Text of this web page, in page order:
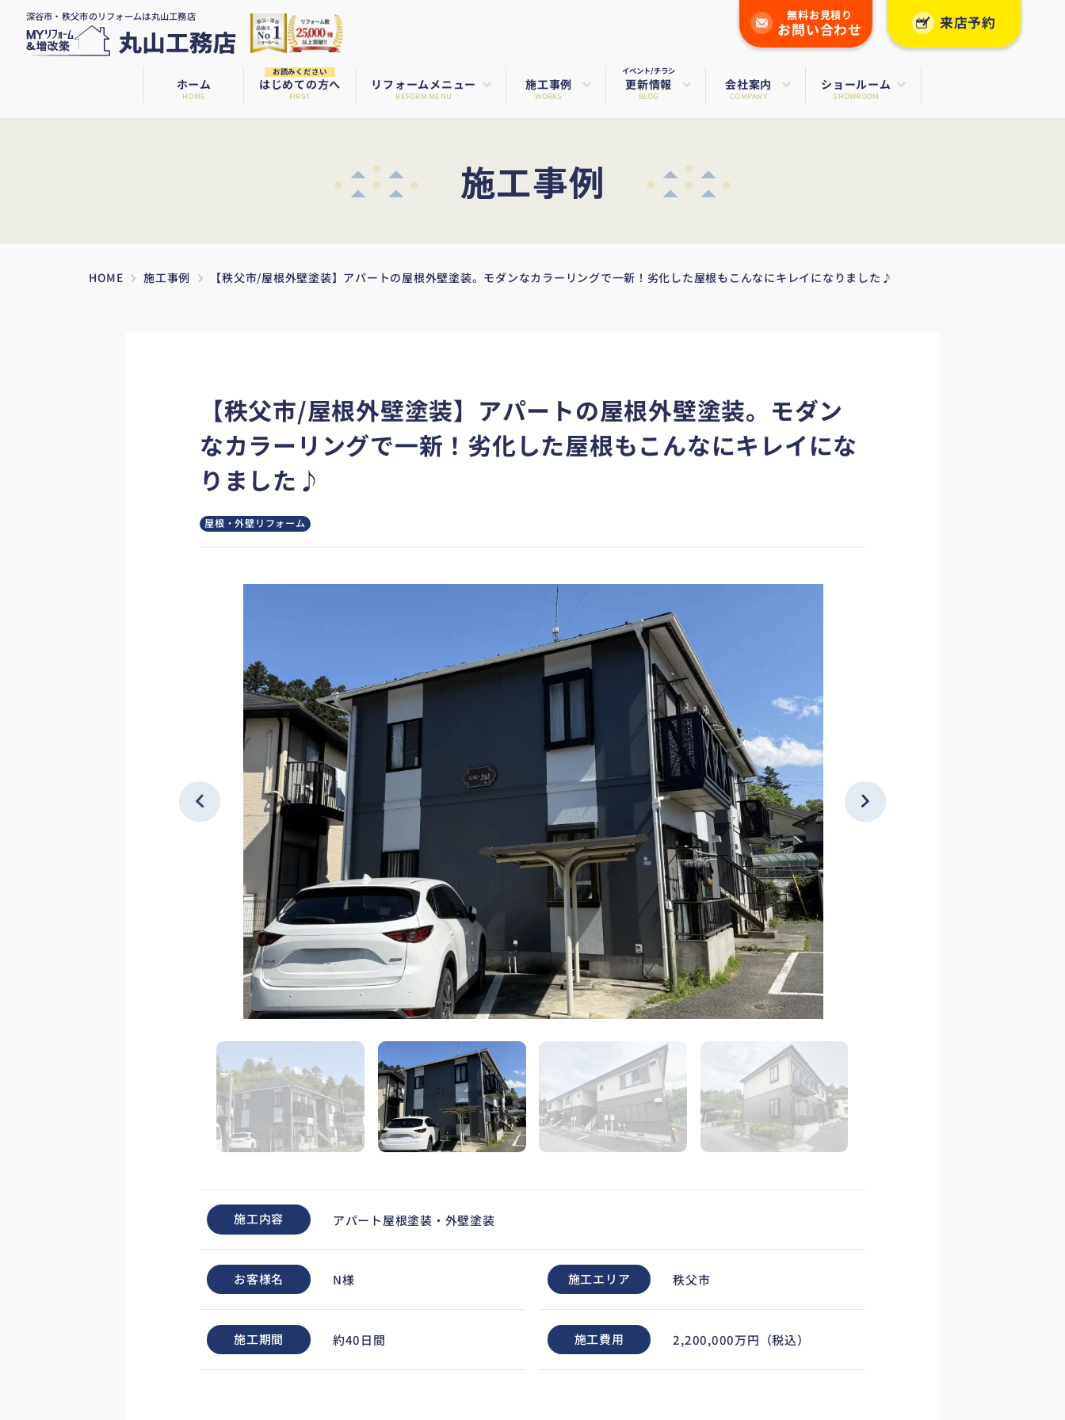
深谷市・秩父市のリフォームは丸山工務店 無料お見積り
お問い合わせ 来店予約
ホーム
HOME
お読みください
はじめての方へ
FIRST
リフォームメニュー
REFORM MENU
施工事例
WORKS
イベント/チラシ
更新情報
BLOG
会社案内
COMPANY
ショールーム
SHOWROOM
施工事例
HOME 施工事例 【秩父市/屋根外壁塗装】アパートの屋根外壁塗装。モダンなカラーリングで一新！劣化した屋根もこんなにキレイになりました♪
【秩父市/屋根外壁塗装】アパートの屋根外壁塗装。モダン
なカラーリングで一新！劣化した屋根もこんなにキレイにな
りました♪
屋根・外壁リフォーム
施工内容 アパート屋根塗装・外壁塗装
お客様名 N様 施工エリア 秩父市
施工期間 約40日間 施工費用 2,200,000万円（税込）